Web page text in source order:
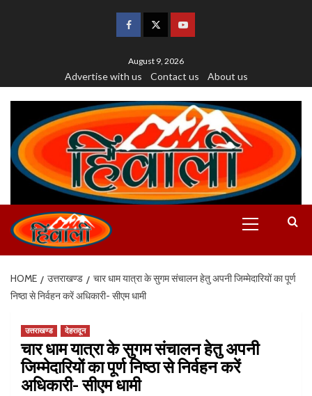
August 9, 2026
Advertise with us Contact us About us
HOME उत्तराखण्ड
चार धाम यात्रा के सुगम संचालन हेतु अपनी जिम्मेदारियों का पूर्ण
निष्ठा से निर्वहन करें अधिकारी- सीएम धामी
उत्तराखण्ड देहरादून
चार धाम यात्रा के सुगम संचालन हेतु अपनी
जिम्मेदारियों का पूर्ण निष्ठा से निर्वहन करें
अधिकारी- सीएम धामी